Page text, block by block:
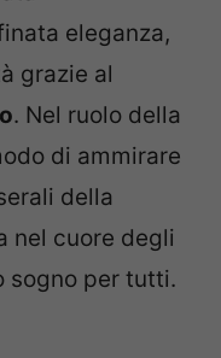
eleganza,
grazie al
. Nel ruolo della
di ammirare
della
nel cuore degli
sogno per tutti.